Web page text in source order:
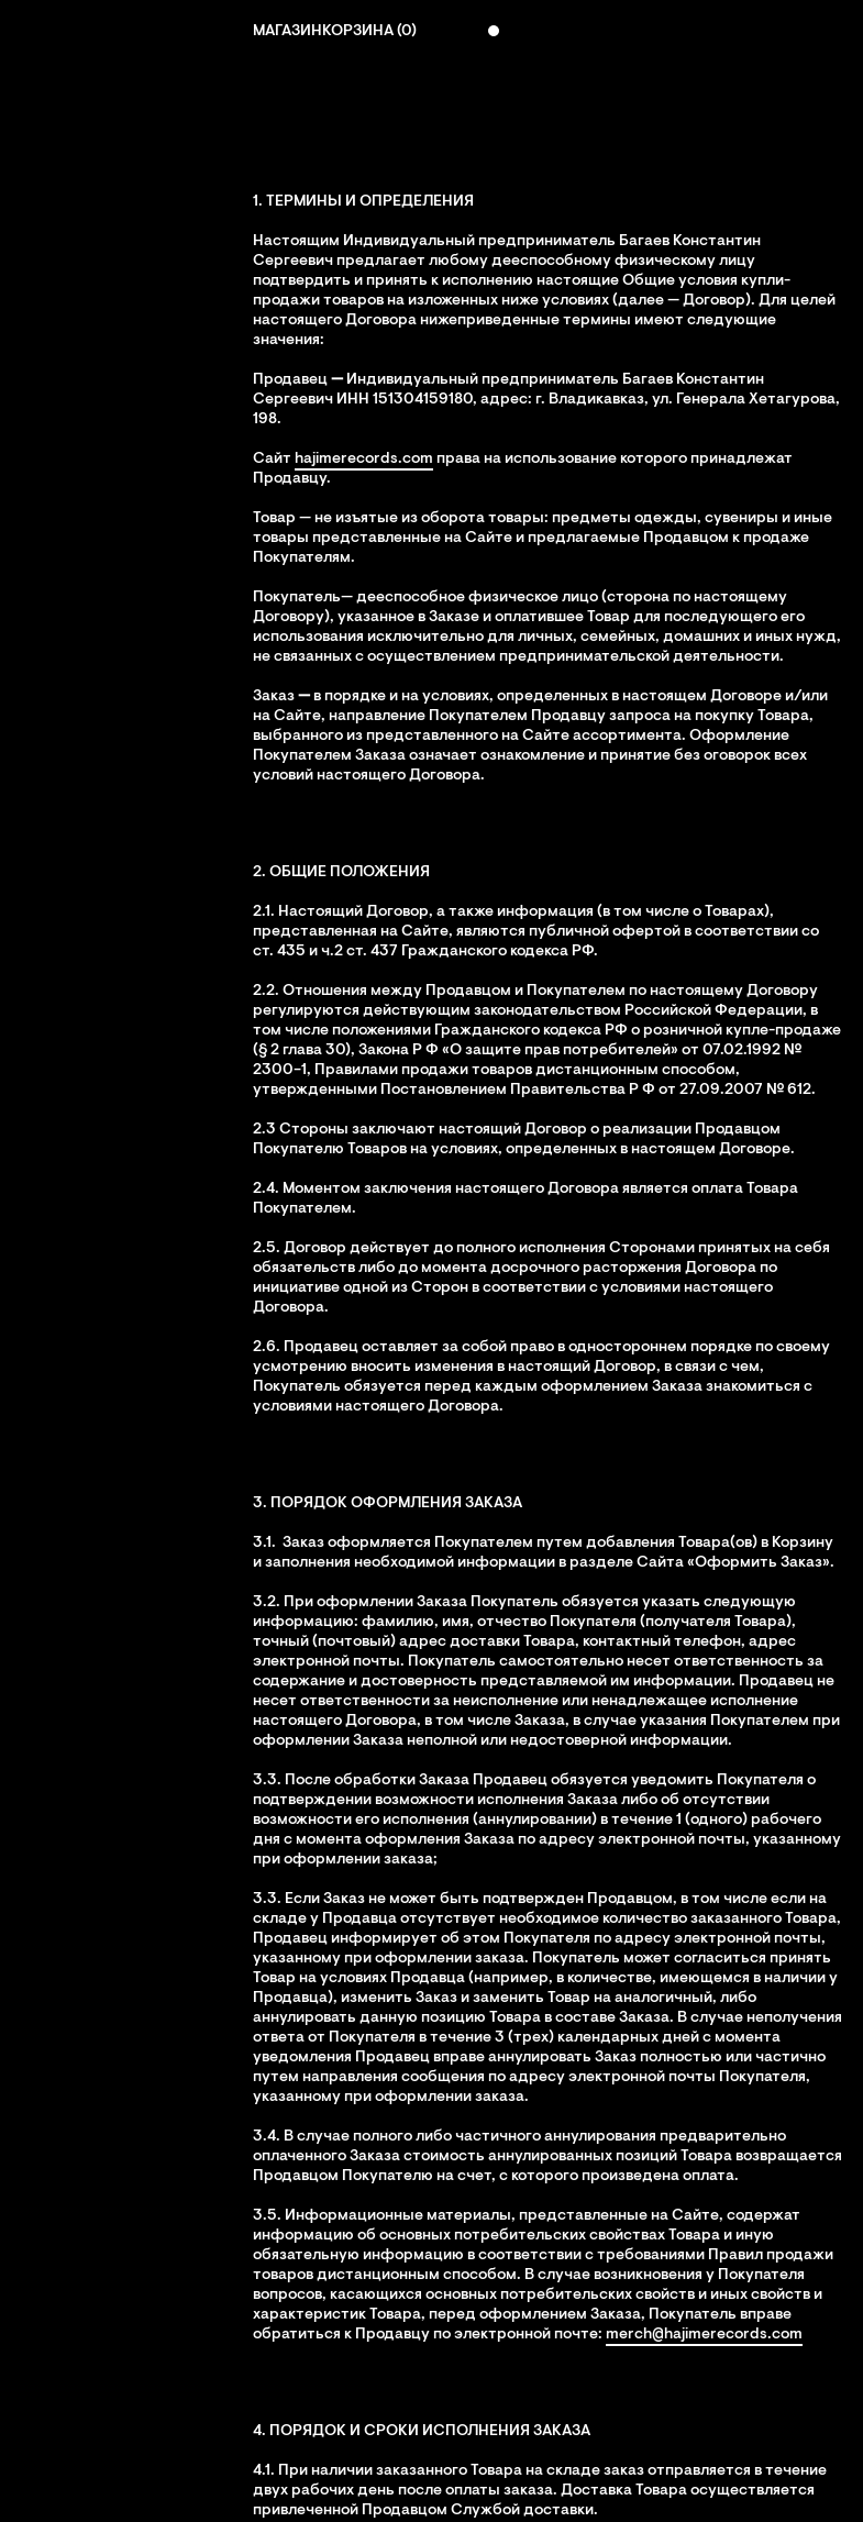
МАГАЗИНКОРЗИНА (0)
1. ТЕРМИНЫ И ОПРЕДЕЛЕНИЯ
Настоящим Индивидуальный предприниматель Багаев Константин
Сергеевич предлагает любому дееспособному физическому лицу
подтвердить и принять к исполнению настоящие Общие условия купли-
продажи товаров на изложенных ниже условиях (далее — Договор). Для целей
настоящего Договора нижеприведенные термины имеют следующие
значения:
Продавец—Индивидуальный предприниматель Багаев Константин
Сергеевич ИНН 151304159180, адрес: г. Владикавказ, ул. Генерала Хетагурова,
198.
Сайт hajimerecords.com права на использование которого принадлежат
Продавцу.
Товар — не изъятые из оборота товары: предметы одежды, сувениры и иные
товары представленные на Сайте и предлагаемые Продавцом к продаже
Покупателям.
Покупатель— дееспособное физическое лицо (сторона по настоящему
Договору), указанное в Заказе и оплатившее Товар для последующего его
использования исключительно для личных, семейных, домашних и иных нужд,
не связанных с осуществлением предпринимательской деятельности.
Заказ—в порядке и на условиях, определенных в настоящем Договоре и/или
на Сайте, направление Покупателем Продавцу запроса на покупку Товара,
выбранного из представленного на Сайте ассортимента. Оформление
Покупателем Заказа означает ознакомление и принятие без оговорок всех
условий настоящего Договора.
2. ОБЩИЕ ПОЛОЖЕНИЯ
2.1. Настоящий Договор, а также информация (в том числе о Товарах),
представленная на Сайте, являются публичной офертой в соответствии со
ст. 435 и ч.2 ст. 437 Гражданского кодекса РФ.
2.2. Отношения между Продавцом и Покупателем по настоящему Договору
регулируются действующим законодательством Российской Федерации, в
том числе положениями Гражданского кодекса РФ о розничной купле-продаже
(§2 глава 30), Закона Р Ф «О защите прав потребителей» от 07.02.1992 №
2300−1, Правилами продажи товаров дистанционным способом,
утвержденными Постановлением Правительства Р Ф от 27.09.2007 №612.
2.3 Стороны заключают настоящий Договор о реализации Продавцом
Покупателю Товаров на условиях, определенных в настоящем Договоре.
2.4. Моментом заключения настоящего Договора является оплата Товара
Покупателем.
2.5. Договор действует до полного исполнения Сторонами принятых на себя
обязательств либо до момента досрочного расторжения Договора по
инициативе одной из Сторон в соответствии с условиями настоящего
Договора.
2.6. Продавец оставляет за собой право в одностороннем порядке по своему
усмотрению вносить изменения в настоящий Договор, в связи с чем,
Покупатель обязуется перед каждым оформлением Заказа знакомиться с
условиями настоящего Договора.
3. ПОРЯДОК ОФОРМЛЕНИЯ ЗАКАЗА
3.1. Заказ оформляется Покупателем путем добавления Товара(ов) в Корзину
и заполнения необходимой информации в разделе Сайта «Оформить Заказ».
3.2. При оформлении Заказа Покупатель обязуется указать следующую
информацию: фамилию, имя, отчество Покупателя (получателя Товара),
точный (почтовый) адрес доставки Товара, контактный телефон, адрес
электронной почты. Покупатель самостоятельно несет ответственность за
содержание и достоверность представляемой им информации. Продавец не
несет ответственности за неисполнение или ненадлежащее исполнение
настоящего Договора, в том числе Заказа, в случае указания Покупателем при
оформлении Заказа неполной или недостоверной информации.
3.3. После обработки Заказа Продавец обязуется уведомить Покупателя о
подтверждении возможности исполнения Заказа либо об отсутствии
возможности его исполнения (аннулировании) в течение 1 (одного) рабочего
дня с момента оформления Заказа по адресу электронной почты, указанному
при оформлении заказа;
3.3. Если Заказ не может быть подтвержден Продавцом, в том числе если на
складе у Продавца отсутствует необходимое количество заказанного Товара,
Продавец информирует об этом Покупателя по адресу электронной почты,
указанному при оформлении заказа. Покупатель может согласиться принять
Товар на условиях Продавца (например, в количестве, имеющемся в наличии у
Продавца), изменить Заказ и заменить Товар на аналогичный, либо
аннулировать данную позицию Товара в составе Заказа. В случае неполучения
ответа от Покупателя в течение 3 (трех) календарных дней с момента
уведомления Продавец вправе аннулировать Заказ полностью или частично
путем направления сообщения по адресу электронной почты Покупателя,
указанному при оформлении заказа.
3.4. В случае полного либо частичного аннулирования предварительно
оплаченного Заказа стоимость аннулированных позиций Товара возвращается
Продавцом Покупателю на счет, с которого произведена оплата.
3.5. Информационные материалы, представленные на Сайте, содержат
информацию об основных потребительских свойствах Товара и иную
обязательную информацию в соответствии с требованиями Правил продажи
товаров дистанционным способом. В случае возникновения у Покупателя
вопросов, касающихся основных потребительских свойств и иных свойств и
характеристик Товара, перед оформлением Заказа, Покупатель вправе
обратиться к Продавцу по электронной почте: merch@hajimerecords.com
4. ПОРЯДОК И СРОКИ ИСПОЛНЕНИЯ ЗАКАЗА
4.1. При наличии заказанного Товара на складе заказ отправляется в течение
двух рабочих день после оплаты заказа. Доставка Товара осуществляется
привлеченной Продавцом Службой доставки.